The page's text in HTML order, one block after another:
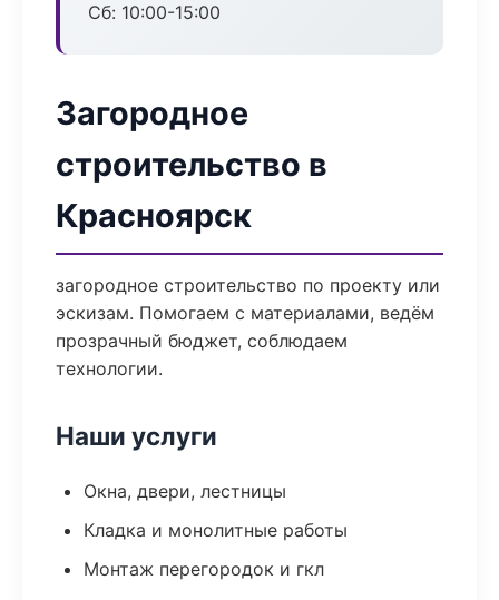
Сб: 10:00-15:00
Загородное
строительство в
Красноярск
загородное строительство по проекту или
эскизам. Помогаем с материалами, ведём
прозрачный бюджет, соблюдаем
технологии.
Наши услуги
Окна, двери, лестницы
Кладка и монолитные работы
Монтаж перегородок и гкл